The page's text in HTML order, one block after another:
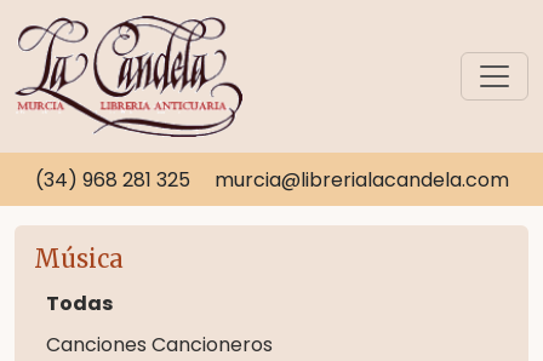
(34) 968 281 325 murcia@librerialacandela.com
Música
Todas
Canciones Cancioneros